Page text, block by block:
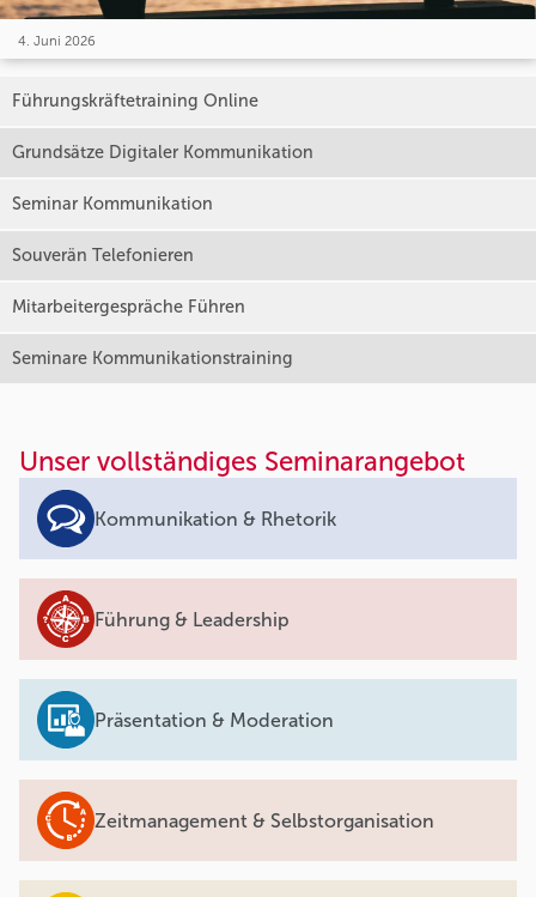
4. Juni 2026
Führungskräftetraining Online
Grundsätze Digitaler Kommunikation
Seminar Kommunikation
Souverän Telefonieren
Mitarbeitergespräche Führen
Seminare Kommunikationstraining
Unser vollständiges Seminarangebot
Kommunikation & Rhetorik
Führung & Leadership
Präsentation & Moderation
Zeitmanagement & Selbstorganisation